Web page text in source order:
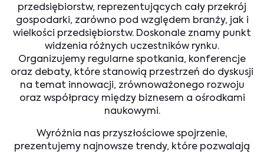
przedsiębiorstw, reprezentujących cały przekrój
gospodarki, zarówno pod względem branży, jak i
wielkości przedsiębiorstw. Doskonale znamy punkt
widzenia różnych uczestników rynku.
Organizujemy regularne spotkania, konferencje
oraz debaty, które stanowią przestrzeń do dyskusji
na temat innowacji, zrównoważonego rozwoju
oraz współpracy między biznesem a ośrodkami
naukowymi.
Wyróżnia nas przyszłościowe spojrzenie,
prezentujemy najnowsze trendy, które pozwalają